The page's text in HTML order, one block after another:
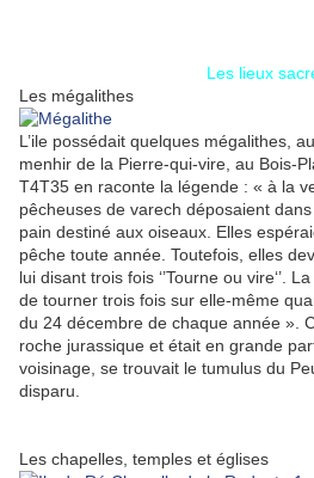
Les lieux
Les mégalithes
L’ile possédait quelques mégalithes,
menhir de la Pierre-qui-vire, au Bois-
T4T35 en raconte la légende : « à la
pêcheuses de varech déposaient
pain destiné aux oiseaux. Elles
pêche toute année. Toutefois, elles
lui disant trois fois ‘’Tourne ou vire‘’.
de tourner trois fois sur elle-même
du 24 décembre de chaque année ».
roche jurassique et était en grande
voisinage, se trouvait le tumulus du
disparu.
Les chapelles, temples et églises